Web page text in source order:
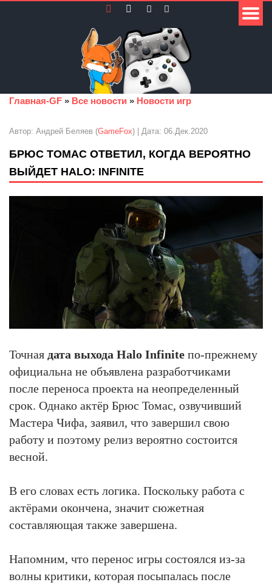
Главная-GF » Все новости » Новости игр
Автор: Андрей Беляев (GameFox) | Дата: 06.Дек.2020
БРЮС ТОМАС ОТВЕТИЛ, КОГДА ВЕРОЯТНО
ВЫЙДЕТ HALO: INFINITE
Точная дата выхода Halo Infinite по-прежнему
официальна не объявлена разработчиками
после переноса проекта на неопределенный
срок. Однако актёр Брюс Томас, озвучивший
Мастера Чифа, заявил, что завершил свою
работу и поэтому релиз вероятно состоится
весной.
В его словах есть логика. Поскольку работа с
актёрами окончена, значит сюжетная
составляющая также завершена.
Напомним, что перенос игры состоялся из-за
волны критики, которая посыпалась после